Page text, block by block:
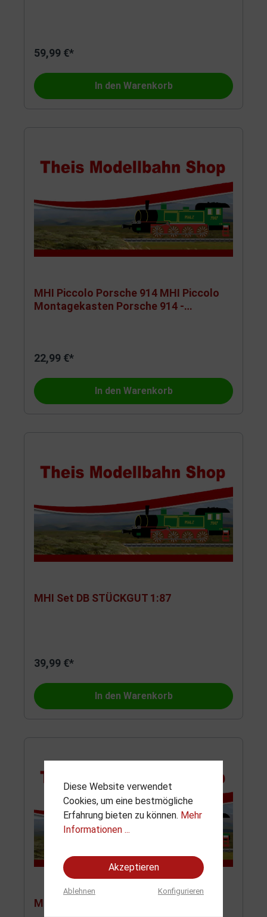
59,99 €*
In den Warenkorb
MHI Piccolo Porsche 914 MHI Piccolo
Montagekasten Porsche 914 -
22,99 €*
In den Warenkorb
MHI Set DB STÜCKGUT 1:87
39,99 €*
In den Warenkorb
MHI Set STARKE MARKEN 2 1:87
Diese Website verwendet
Cookies, um eine bestmögliche
Erfahrung bieten zu können. Mehr
Informationen ...
Akzeptieren
Ablehnen Konfigurieren